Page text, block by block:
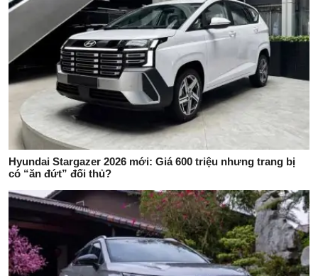
Hyundai Stargazer 2026 mới: Giá 600 triệu nhưng trang bị
có “ăn đứt” đối thủ?